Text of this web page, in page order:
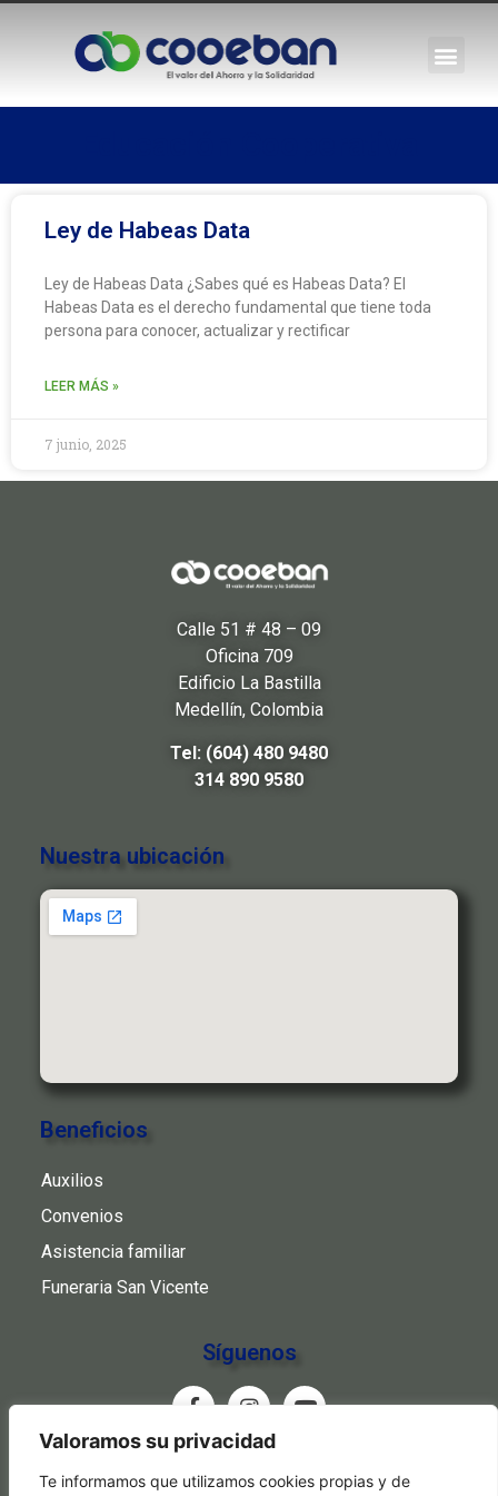
Valoramos su privacidad
Te informamos que utilizamos cookies propias y de
Ley de Habeas Data
Ley de Habeas Data ¿Sabes qué es Habeas Data? El
Habeas Data es el derecho fundamental que tiene toda
persona para conocer, actualizar y rectificar
LEER MÁS »
7 junio, 2025
Calle 51 # 48 – 09
Oficina 709
Edificio La Bastilla
Medellín, Colombia
Tel: (604) 480 9480
314 890 9580
Nuestra ubicación
Beneficios
Auxilios
Convenios
Asistencia familiar
Funeraria San Vicente
Síguenos
www.cooeban.com.co